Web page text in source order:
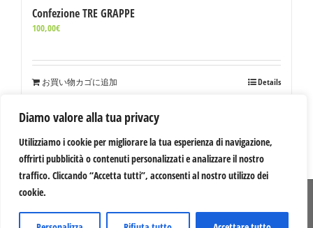
Diamo valore alla tua privacy
Utilizziamo i cookie per migliorare la tua esperienza di navigazione,
offrirti pubblicità o contenuti personalizzati e analizzare il nostro
traffico. Cliccando “Accetta tutti”, acconsenti al nostro utilizzo dei
cookie.
Confezione TRE GRAPPE
100,00€
お買い物カゴに追加 Details
Previous 1 2 3 4
© 2012 -
P.I. 00366020782 | Credits:Mastrascusa